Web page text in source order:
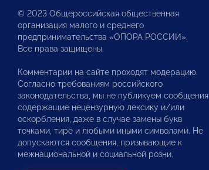
© 2023 Общероссийская общественная
организация малого и среднего
предпринимательства «ОПОРА РОССИИ».
Все права защищены.
Комментарии на сайте проходят модерацию.
Согласно требованиям российского
законодательства, мы не публикуем сообщения,
содержащие нецензурную лексику и/или
оскорбления, даже в случае замены букв
точками, тире и любыми иными символами. Не
допускаются сообщения, призывающие к
межнациональной и социальной розни.